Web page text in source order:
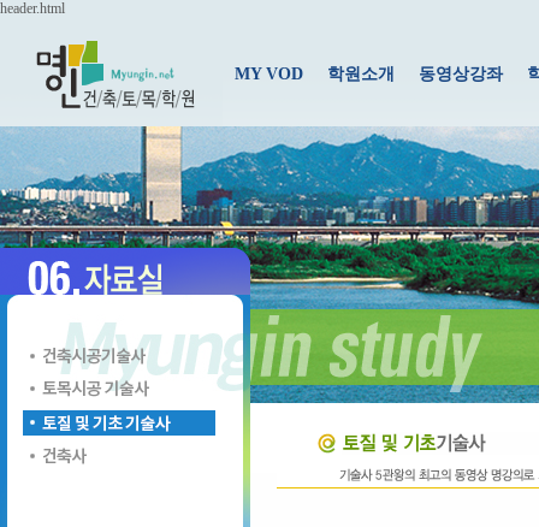
header.html
MY VOD 학원소개 동영상강좌